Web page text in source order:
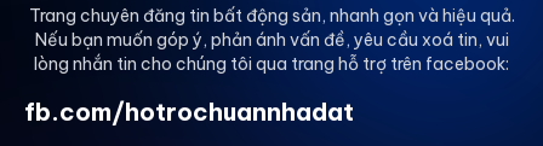
-----------------------------------------
-----------
■Gọi ngay: 0934 456.786 - NHÀ ĐẤT ANH SANG
Trang chuyên đăng tin bất động sản, nhanh gọn và hiệu quả.
Nếu bạn muốn góp ý, phản ánh vấn đề, yêu cầu xoá tin, vui
lòng nhắn tin cho chúng tôi qua trang hỗ trợ trên facebook:
fb.com/hotrochuannhadat